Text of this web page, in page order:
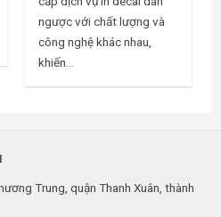
ngược với chất lượng và
công nghệ khác nhau,
khiến...
Trung, quận Thanh Xuân, thành